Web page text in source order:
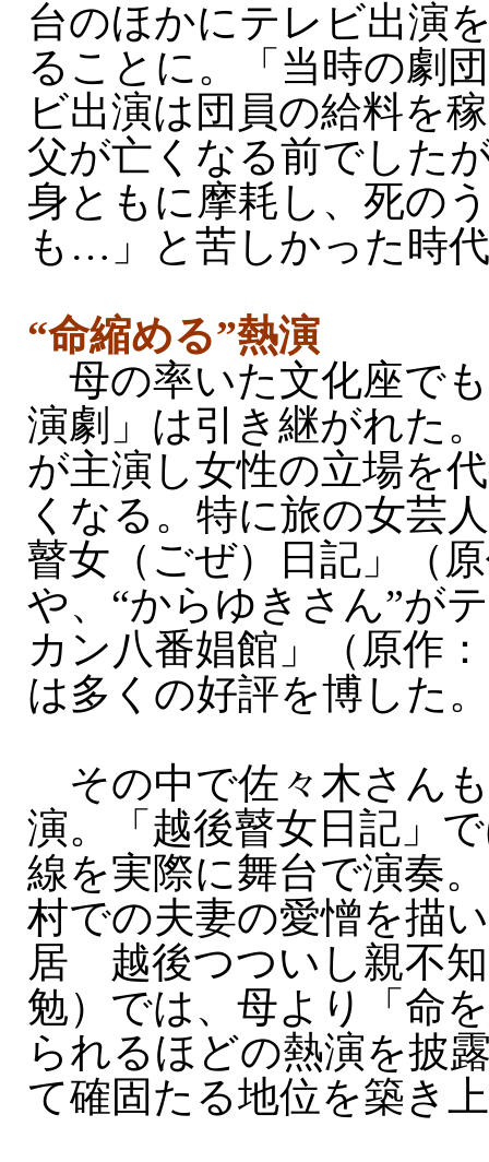
台のほかにテレビ出演
ることに。「当時の劇
ビ出演は団員の給料を
父が亡くなる前でした
身ともに摩耗し、死の
も…」と苦しかった時
“命縮める”熱演
母の率いた文化座で
演劇」は引き継がれた
が主演し女性の立場を
くなる。特に旅の女芸
瞽女（ごぜ）日記」（
や、“からゆきさん”が
カン八番娼館」（原作
は多くの好評を博した。
その中で佐々木さん
演。「越後瞽女日記」
線を実際に舞台で演奏
村での夫妻の愛憎を描
居 越後つついし親不
勉）では、母より「命
られるほどの熱演を披
て確固たる地位を築き